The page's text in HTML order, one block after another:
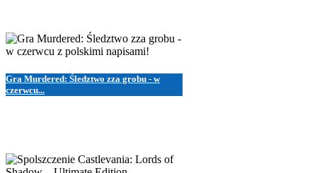
Gra Murdered: Śledztwo zza grobu - w
czerwcu...